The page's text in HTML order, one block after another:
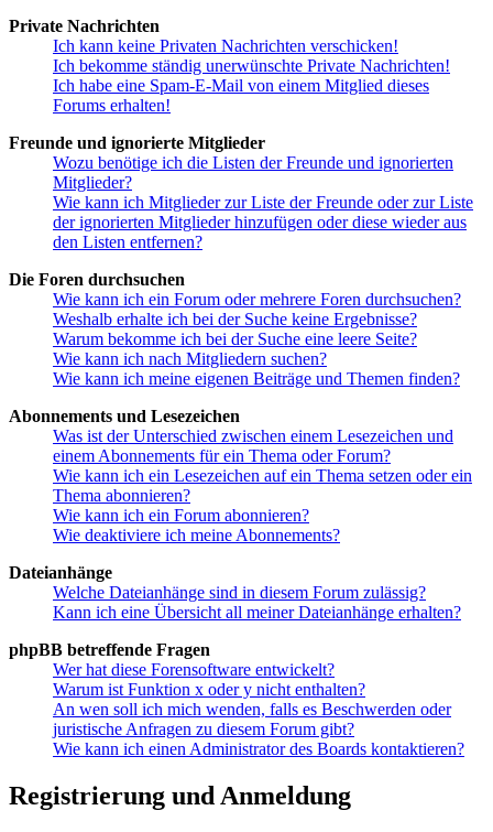
Private Nachrichten
Ich kann keine Privaten Nachrichten verschicken!
Ich bekomme ständig unerwünschte Private Nachrichten!
Ich habe eine Spam-E-Mail von einem Mitglied dieses
Forums erhalten!
Freunde und ignorierte Mitglieder
Wozu benötige ich die Listen der Freunde und ignorierten
Mitglieder?
Wie kann ich Mitglieder zur Liste der Freunde oder zur Liste
der ignorierten Mitglieder hinzufügen oder diese wieder aus
den Listen entfernen?
Die Foren durchsuchen
Wie kann ich ein Forum oder mehrere Foren durchsuchen?
Weshalb erhalte ich bei der Suche keine Ergebnisse?
Warum bekomme ich bei der Suche eine leere Seite?
Wie kann ich nach Mitgliedern suchen?
Wie kann ich meine eigenen Beiträge und Themen finden?
Abonnements und Lesezeichen
Was ist der Unterschied zwischen einem Lesezeichen und
einem Abonnements für ein Thema oder Forum?
Wie kann ich ein Lesezeichen auf ein Thema setzen oder ein
Thema abonnieren?
Wie kann ich ein Forum abonnieren?
Wie deaktiviere ich meine Abonnements?
Dateianhänge
Welche Dateianhänge sind in diesem Forum zulässig?
Kann ich eine Übersicht all meiner Dateianhänge erhalten?
phpBB betreffende Fragen
Wer hat diese Forensoftware entwickelt?
Warum ist Funktion x oder y nicht enthalten?
An wen soll ich mich wenden, falls es Beschwerden oder
juristische Anfragen zu diesem Forum gibt?
Wie kann ich einen Administrator des Boards kontaktieren?
Registrierung und Anmeldung